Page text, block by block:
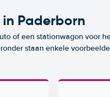
Paderborn
of een stationwagon voor
staan enkele